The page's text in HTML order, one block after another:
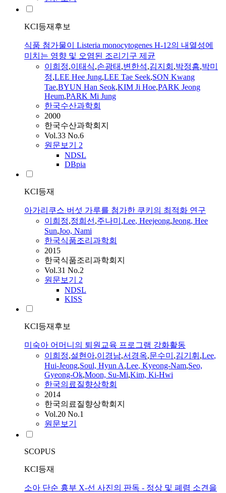
KCI등재후보
식품 첨가물이 Listeria monocytogenes H-12의 내열성에
미치는 영향 및 오염된 조리기구 제균
이희정,이태식,손광태 ,변한석,김지회 ,박정흠,박미
정,LEE Hee Jung,LEE Tae Seek,SON Kwang
Tae,BYUN Han Seok,KIM Ji Hoe,PARK Jeong
Heum,PARK Mi Jung
한국수산과학회
2000
한국수산과학회지
Vol.33 No.6
원문보기 2
NDSL
DBpia
KCI등재
아가리쿠스 버섯 가루를 첨가한 쿠키의 최적화 연구
이희정,정희선,주나미 ,Lee, Heejeong,Jeong, Hee
Sun,Joo, Nami
한국식품조리과학회
2015
한국식품조리과학회지
Vol.31 No.2
원문보기 2
NDSL
KISS
KCI등재후보
미숙아 어머니의 퇴원교육 프로그램 강화활동
이희정,설현아,이경남,서경옥,문수미 ,김기휘 ,Lee,
Hui-Jeong,Soul, Hyun A,Lee, Kyeong-Nam,Seo,
Gyeong-Ok,Moon, Su-Mi,Kim, Ki-Hwi
한국의료질향상학회
2014
한국의료질향상학회지
Vol.20 No.1
원문보기
SCOPUS
KCI등재
소아 단순 흉부 X-선 사진의 판독 - 정상 및 폐렴 소견을